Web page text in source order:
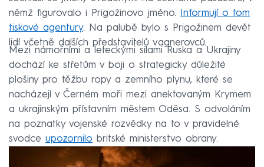
němž figurovalo i Prigožinovo jméno.
Informují o tom
tiskové agentury. Na palubě bylo s Prigožinem devět
lidí včetně dalších představitelů vagnerovců.
Mezi námořními a leteckými silami Ruska a Ukrajiny
dochází ke střetům v boji o strategicky důležité
plošiny pro těžbu ropy a zemního plynu, které se
nacházejí v Černém moři mezi anektovaným Krymem
a ukrajinským přístavním městem Oděsa. S odvoláním
na poznatky vojenské rozvědky na to v pravidelné
svodce upozornilo britské ministerstvo obrany.